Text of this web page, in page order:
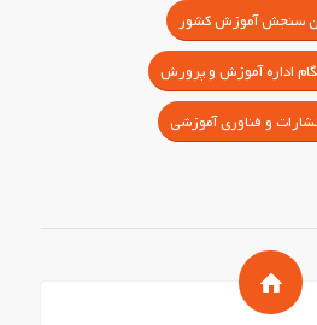
سنجش آموزش کشور
اداره آموزش و پرورش
و فناوری آموزشی